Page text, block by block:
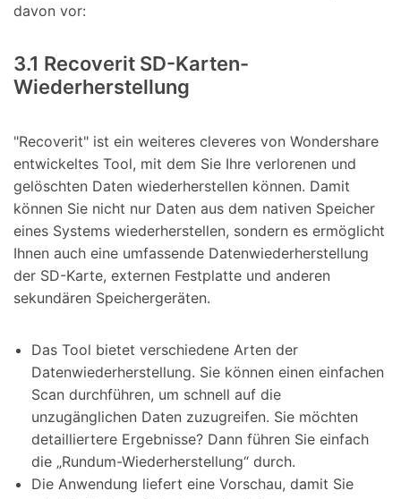
davon vor:
3.1 Recoverit SD-Karten-
Wiederherstellung
"Recoverit" ist ein weiteres cleveres von Wondershare
entwickeltes Tool, mit dem Sie Ihre verlorenen und
gelöschten Daten wiederherstellen können. Damit
können Sie nicht nur Daten aus dem nativen Speicher
eines Systems wiederherstellen, sondern es ermöglicht
Ihnen auch eine umfassende Datenwiederherstellung
der SD-Karte, externen Festplatte und anderen
sekundären Speichergeräten.
Das Tool bietet verschiedene Arten der
Datenwiederherstellung. Sie können einen einfachen
Scan durchführen, um schnell auf die
unzugänglichen Daten zuzugreifen. Sie möchten
detailliertere Ergebnisse? Dann führen Sie einfach
die „Rundum-Wiederherstellung“ durch.
Die Anwendung liefert eine Vorschau, damit Sie